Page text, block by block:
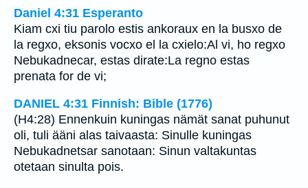
Daniel 4:31 Esperanto
Kiam cxi tiu parolo estis ankoraux en la busxo de
la regxo, eksonis vocxo el la cxielo:Al vi, ho regxo
Nebukadnecar, estas dirate:La regno estas
prenata for de vi;
DANIEL 4:31 Finnish: Bible (1776)
(H4:28) Ennenkuin kuningas nämät sanat puhunut
oli, tuli ääni alas taivaasta: Sinulle kuningas
Nebukadnetsar sanotaan: Sinun valtakuntas
otetaan sinulta pois.